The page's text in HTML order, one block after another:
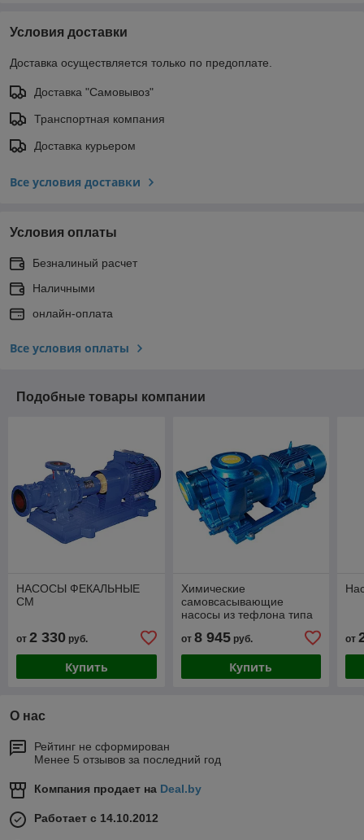
Условия доставки
Доставка осуществляется только по предоплате.
Доставка "Самовывоз"
Транспортная компания
Доставка курьером
Все условия доставки
Условия оплаты
Безналиный расчет
Наличными
онлайн-оплата
Все условия оплаты
Подобные товары компании
НАСОСЫ ФЕКАЛЬНЫЕ
СМ
от 2 330 руб.
Купить
Химические
самовсасывающие
насосы из тефлона типа
от 8 945руб.
Купить
от
О нас
Рейтинг не сформирован
Менее 5 отзывов за последний год
Компания продает на Deal.by
Работает с 14.10.2012